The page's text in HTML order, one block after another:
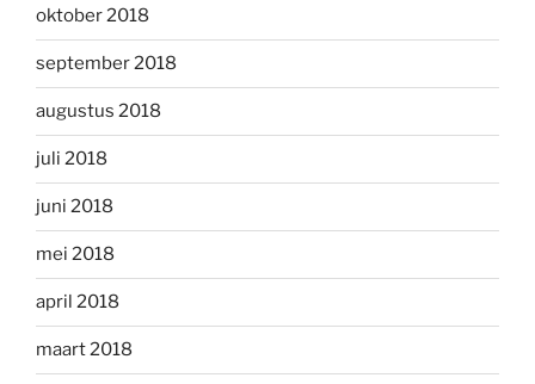
oktober 2018
september 2018
augustus 2018
juli 2018
juni 2018
mei 2018
april 2018
maart 2018